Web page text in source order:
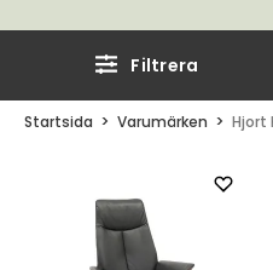
Filtrera
Startsida Varumärken Hjort